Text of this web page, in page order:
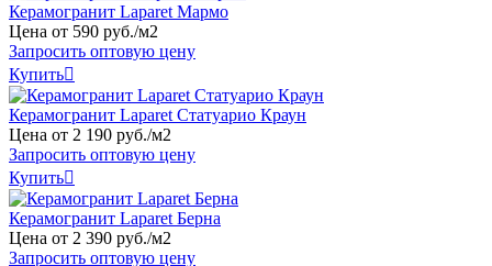
Керамогранит Laparet Мармо
Цена от 590 руб./м2
Запросить оптовую цену
Купить
Керамогранит Laparet Статуарио Краун
Цена от 2 190 руб./м2
Запросить оптовую цену
Купить
Керамогранит Laparet Берна
Цена от 2 390 руб./м2
Запросить оптовую цену